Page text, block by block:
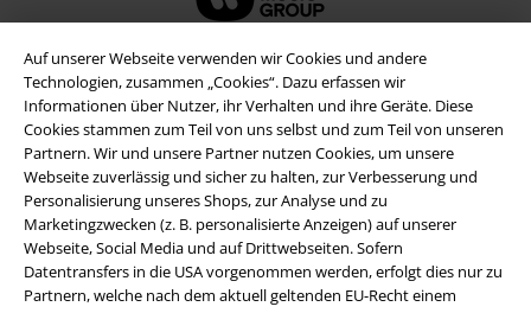
Auf unserer Webseite verwenden wir Cookies und andere
Technologien, zusammen „Cookies“. Dazu erfassen wir
Informationen über Nutzer, ihr Verhalten und ihre Geräte. Diese
Cookies stammen zum Teil von uns selbst und zum Teil von unseren
Partnern. Wir und unsere Partner nutzen Cookies, um unsere
Webseite zuverlässig und sicher zu halten, zur Verbesserung und
Personalisierung unseres Shops, zur Analyse und zu
Marketingzwecken (z. B. personalisierte Anzeigen) auf unserer
Webseite, Social Media und auf Drittwebseiten. Sofern
Datentransfers in die USA vorgenommen werden, erfolgt dies nur zu
Partnern, welche nach dem aktuell geltenden EU-Recht einem
Rechtliches